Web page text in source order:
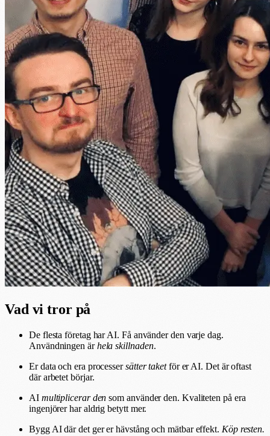
Vad vi tror på
De flesta företag har AI. Få använder den varje dag.
Användningen ärhela skillnaden.
Er data och era processersätter taketför er AI. Det är oftast
där arbetet börjar.
AI multiplicerar den som använder den. Kvaliteten på era
ingenjörer har aldrig betytt mer.
Bygg AI där det ger er hävstång och mätbar effekt. Köp resten.